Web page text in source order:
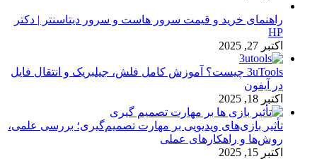
راهنمای خرید و قیمت سرور هاست و سرور دیتاسنتر | دکتر
HP
اکتبر 27, 2025
3uTools چیست؟ آموزش کامل فلش، جیلبریک و انتقال فایل
در آیفون
اکتبر 18, 2025
تأثیر بازی‌های ویدیویی بر مهارت تصمیم‌گیری؛ بررسی علمی،
روش‌ها و راهکارهای عملی
اکتبر 15, 2025